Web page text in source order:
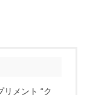
メント “ク